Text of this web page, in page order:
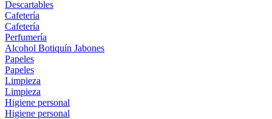
Descartables
Cafetería
Cafetería
Perfumería
Alcohol Botiquín Jabones
Papeles
Papeles
Limpieza
Limpieza
Higiene personal
Higiene personal